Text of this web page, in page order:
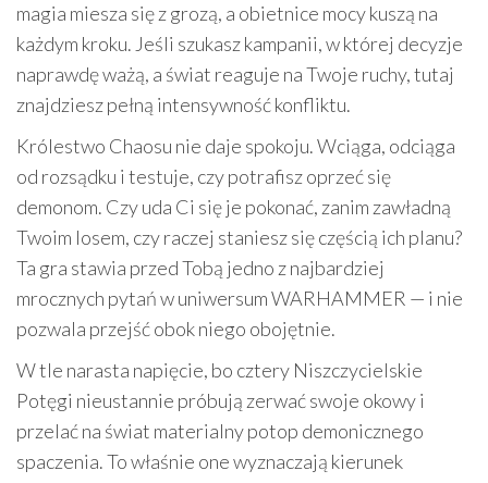
magia miesza się z grozą, a obietnice mocy kuszą na
każdym kroku. Jeśli szukasz kampanii, w której decyzje
naprawdę ważą, a świat reaguje na Twoje ruchy, tutaj
znajdziesz pełną intensywność konfliktu.
Królestwo Chaosu nie daje spokoju. Wciąga, odciąga
od rozsądku i testuje, czy potrafisz oprzeć się
demonom. Czy uda Ci się je pokonać, zanim zawładną
Twoim losem, czy raczej staniesz się częścią ich planu?
Ta gra stawia przed Tobą jedno z najbardziej
mrocznych pytań w uniwersum WARHAMMER — i nie
pozwala przejść obok niego obojętnie.
W tle narasta napięcie, bo cztery Niszczycielskie
Potęgi nieustannie próbują zerwać swoje okowy i
przelać na świat materialny potop demonicznego
spaczenia. To właśnie one wyznaczają kierunek